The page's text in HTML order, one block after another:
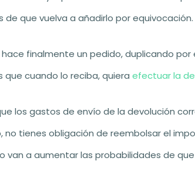
de que vuelva a añadirlo por equivocación.
hace finalmente un pedido, duplicando
que cuando lo reciba, quiera efectuar la
los gastos de envío de la devolución
no tienes obligación de reembolsar el
van a aumentar las probabilidades de